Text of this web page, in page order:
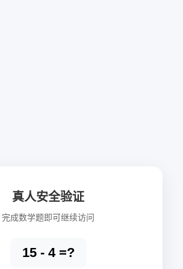
真人安全验证
完成数学题即可继续访问
15 - 4 =?